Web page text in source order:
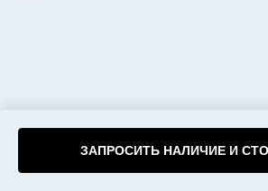
ЗАПРОСИТЬ НАЛИЧИЕ И